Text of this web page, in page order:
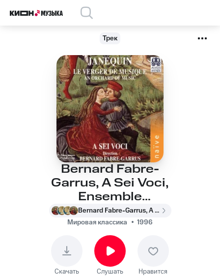
Трек
Bernard Fabre-
Garrus, A Sei Voci,
Ensemble
Labyrinthes, A Sei
Voci, Bernard Fabre-
Garrus, Ensemble
Labyrinthes - Toutes
les nuictz
Bernard Fabre-Garrus, A Sei Voci, Ensemble Labyrinthes, A Sei Voci, Bernard Fabre-Garrus, Ensemble Labyrinthes
Мировая классика
1996
Скачать Слушать Нравится